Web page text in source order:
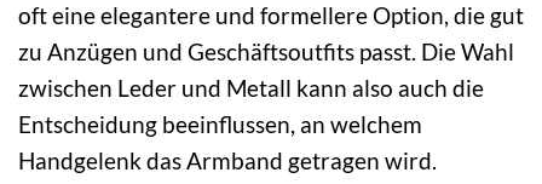
oft eine elegantere und formellere Option, die gut
zu Anzügen und Geschäftsoutfits passt. Die Wahl
zwischen Leder und Metall kann also auch die
Entscheidung beeinflussen, an welchem
Handgelenk das Armband getragen wird.